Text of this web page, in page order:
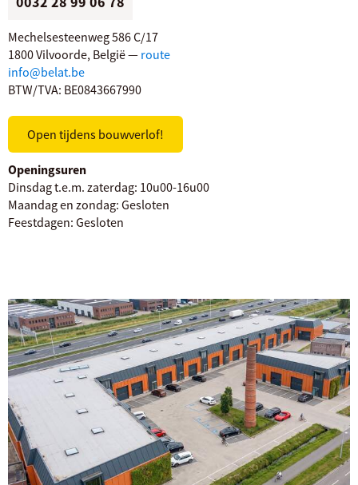
Mechelsesteenweg 586 C/17
1800 Vilvoorde, België — route
info@belat.be
BTW/TVA: BE0843667990
Open tijdens bouwverlof!
Openingsuren
Dinsdag t.e.m. zaterdag: 10u00-16u00
Maandag en zondag: Gesloten
Feestdagen: Gesloten